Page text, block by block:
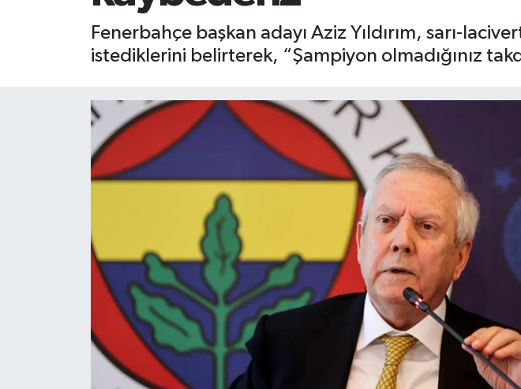
Fenerbahçe başkan adayı Aziz Yıldırım, sarı-
istediklerini belirterek, “Şampiyon olmadığınız
Gündem
Magazin
Burç Yorumları
Hava Durumu